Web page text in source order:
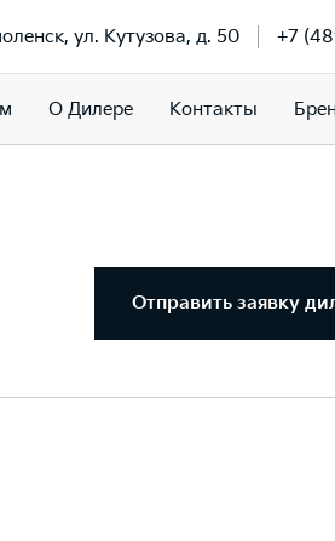
ул. Кутузова, д. 50 +7
О Дилере Контакты
Отправить заявку